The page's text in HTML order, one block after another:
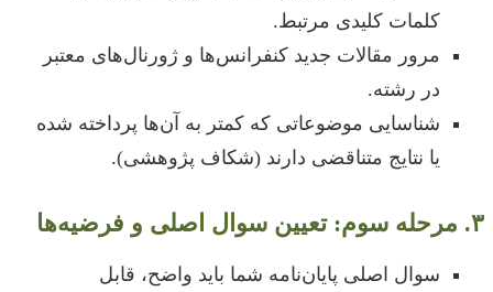
کلمات کلیدی مرتبط.
مرور مقالات جدید کنفرانس‌ها و ژورنال‌های معتبر
در رشته.
شناسایی موضوعاتی که کمتر به آن‌ها پرداخته شده
یا نتایج متناقضی دارند (شکاف پژوهشی).
۳. مرحله سوم: تعیین سوال اصلی و فرضیه‌ها
سوال اصلی پایان‌نامه شما باید واضح، قابل